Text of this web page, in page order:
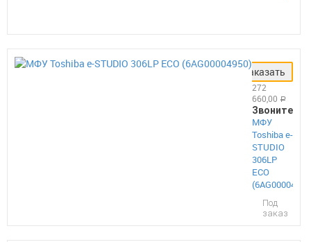
Заказать
272
660,00 руб.
Звоните
МФУ
Toshiba e-
STUDIO
306LP
ECO
Под
заказ